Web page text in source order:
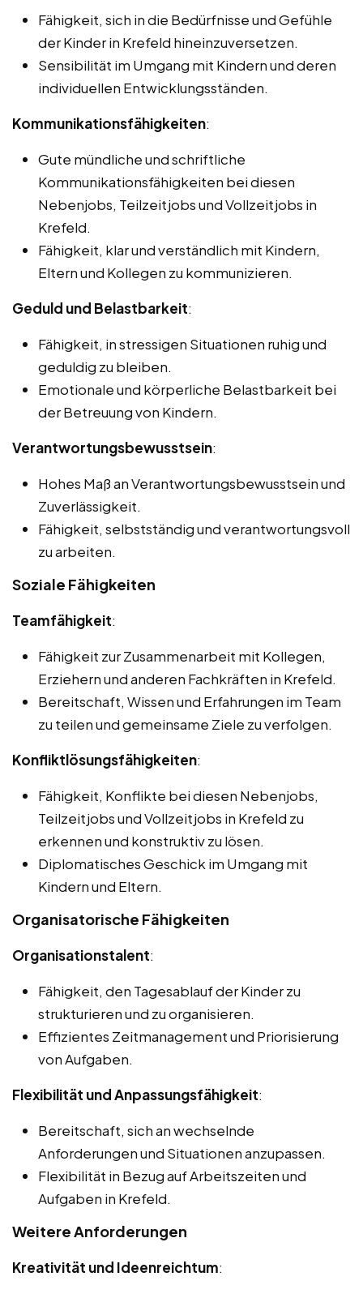
Fähigkeit, sich in die Bedürfnisse und Gefühle
der Kinder in Krefeld hineinzuversetzen.
Sensibilität im Umgang mit Kindern und deren
individuellen Entwicklungsständen.
Kommunikationsfähigkeiten:
Gute mündliche und schriftliche
Kommunikationsfähigkeiten bei diesen
Nebenjobs, Teilzeitjobs und Vollzeitjobs in
Krefeld.
Fähigkeit, klar und verständlich mit Kindern,
Eltern und Kollegen zu kommunizieren.
Geduld und Belastbarkeit:
Fähigkeit, in stressigen Situationen ruhig und
geduldig zu bleiben.
Emotionale und körperliche Belastbarkeit bei
der Betreuung von Kindern.
Verantwortungsbewusstsein:
Hohes Maß an Verantwortungsbewusstsein und
Zuverlässigkeit.
Fähigkeit, selbstständig und verantwortungsvoll
zu arbeiten.
Soziale Fähigkeiten
Teamfähigkeit:
Fähigkeit zur Zusammenarbeit mit Kollegen,
Erziehern und anderen Fachkräften in Krefeld.
Bereitschaft, Wissen und Erfahrungen im Team
zu teilen und gemeinsame Ziele zu verfolgen.
Konfliktlösungsfähigkeiten:
Fähigkeit, Konflikte bei diesen Nebenjobs,
Teilzeitjobs und Vollzeitjobs in Krefeld zu
erkennen und konstruktiv zu lösen.
Diplomatisches Geschick im Umgang mit
Kindern und Eltern.
Organisatorische Fähigkeiten
Organisationstalent:
Fähigkeit, den Tagesablauf der Kinder zu
strukturieren und zu organisieren.
Effizientes Zeitmanagement und Priorisierung
von Aufgaben.
Flexibilität und Anpassungsfähigkeit:
Bereitschaft, sich an wechselnde
Anforderungen und Situationen anzupassen.
Flexibilität in Bezug auf Arbeitszeiten und
Aufgaben in Krefeld.
Weitere Anforderungen
Kreativität und Ideenreichtum: